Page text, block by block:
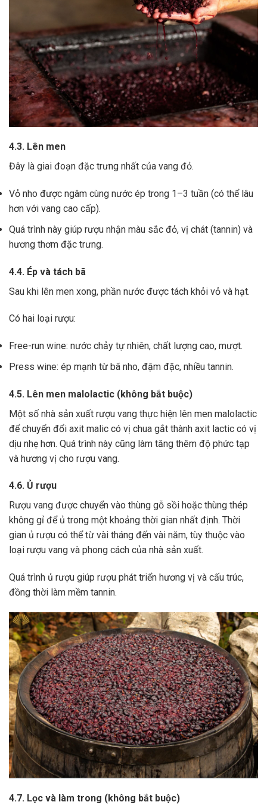
4.3. Lên men
Đây là giai đoạn đặc trưng nhất của vang đỏ.
Vỏ nho được ngâm cùng nước ép trong 1–3 tuần (có thể lâu
hơn với vang cao cấp).
Quá trình này giúp rượu nhận màu sắc đỏ, vị chát (tannin) và
hương thơm đặc trưng.
4.4. Ép và tách bã
Sau khi lên men xong, phần nước được tách khỏi vỏ và hạt.
Có hai loại rượu:
Free-run wine: nước chảy tự nhiên, chất lượng cao, mượt.
Press wine: ép mạnh từ bã nho, đậm đặc, nhiều tannin.
4.5. Lên men malolactic (không bắt buộc)
Một số nhà sản xuất rượu vang thực hiện lên men malolactic
để chuyển đổi axit malic có vị chua gắt thành axit lactic có vị
dịu nhẹ hơn. Quá trình này cũng làm tăng thêm độ phức tạp
và hương vị cho rượu vang.
4.6. Ủ rượu
Rượu vang được chuyển vào thùng gỗ sồi hoặc thùng thép
không gỉ để ủ trong một khoảng thời gian nhất định. Thời
gian ủ rượu có thể từ vài tháng đến vài năm, tùy thuộc vào
loại rượu vang và phong cách của nhà sản xuất.
Quá trình ủ rượu giúp rượu phát triển hương vị và cấu trúc,
đồng thời làm mềm tannin.
4.7. Lọc và làm trong (không bắt buộc)